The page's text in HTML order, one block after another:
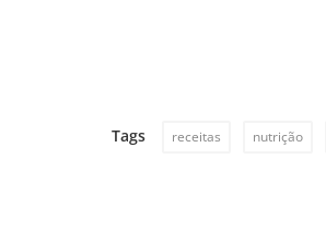
Tags receitas nutrição